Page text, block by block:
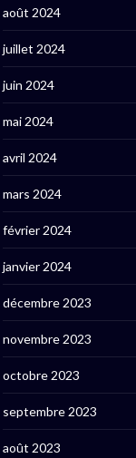
août 2024
juillet 2024
juin 2024
mai 2024
avril 2024
mars 2024
février 2024
janvier 2024
décembre 2023
novembre 2023
octobre 2023
septembre 2023
août 2023